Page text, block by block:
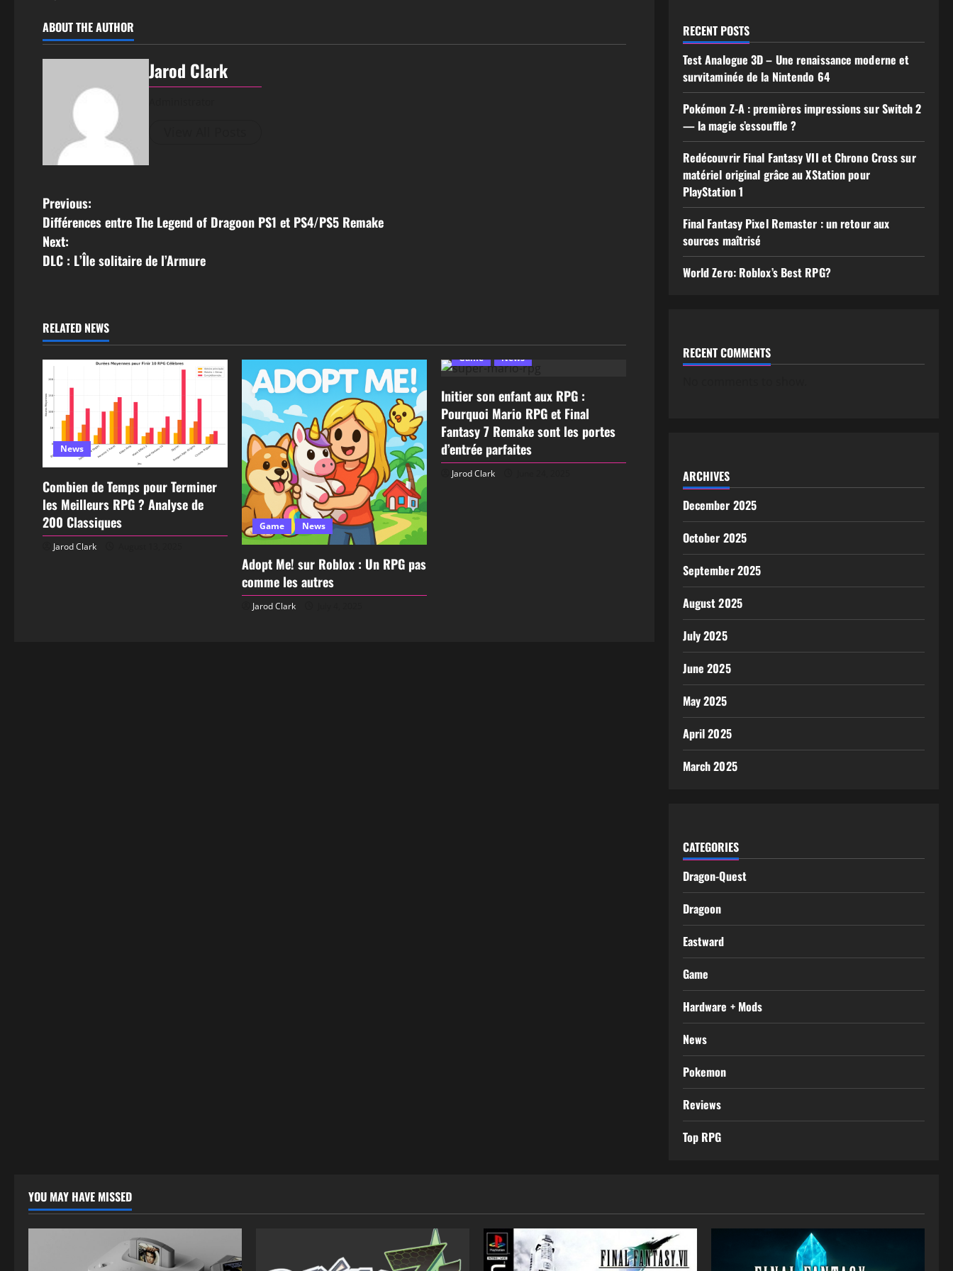
ABOUT THE AUTHOR
Jarod Clark
Previous:
Différences entre The Legend of Dragoon PS1 et PS4/PS5 Remake
Next:
DLC : L’Île solitaire de l’Armure
RELATED NEWS
News
Combien de Temps pour Terminer
les Meilleurs RPG ? Analyse de
200 Classiques
Jarod Clark
Game News
Adopt Me! sur Roblox : Un RPG pas
comme les autres
Jarod Clark
Game News
Initier son enfant aux RPG :
Pourquoi Mario RPG et Final
Fantasy 7 Remake sont les portes
d’entrée parfaites
Jarod Clark
RECENT POSTS
Test Analogue 3D – Une renaissance moderne et
survitaminée de la Nintendo 64
Pokémon Z-A : premières impressions sur Switch 2
— la magie s’essouffle ?
Redécouvrir Final Fantasy VII et Chrono Cross sur
matériel original grâce au XStation pour
PlayStation 1
Final Fantasy Pixel Remaster : un retour aux
sources maîtrisé
World Zero: Roblox’s Best RPG?
RECENT COMMENTS
ARCHIVES
December 2025
October 2025
September 2025
August 2025
July 2025
June 2025
May 2025
April 2025
March 2025
CATEGORIES
Dragon-Quest
Dragoon
Eastward
Game
Hardware + Mods
News
Pokemon
Reviews
Top RPG
YOU MAY HAVE MISSED